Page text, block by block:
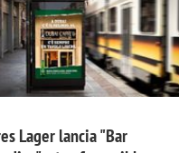
Lager lancia "Bar